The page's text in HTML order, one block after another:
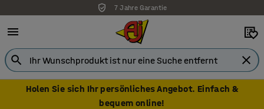
7 Jahre Garantie
Holen Sie sich Ihr persönliches Angebot. Einfach &
bequem online!